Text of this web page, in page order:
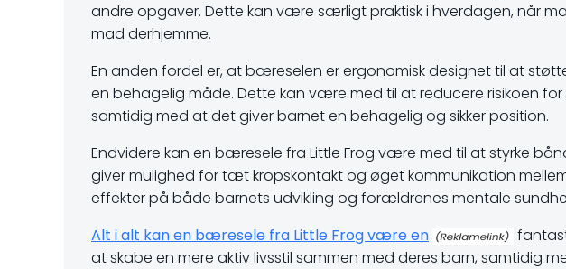
andre opgaver. Dette kan være særligt praktisk i hverdagen, når
mad derhjemme.
En anden fordel er, at bæreselen er ergonomisk designet til at
en behagelig måde. Dette kan være med til at reducere risikoen
samtidig med at det giver barnet en behagelig og sikker position.
Endvidere kan en bæresele fra Little Frog være med til at styrke
giver mulighed for tæt kropskontakt og øget kommunikation
effekter på både barnets udvikling og forældrenes mentale
Alt i alt kan en bæresele fra Little Frog være en
at skabe en mere aktiv livsstil sammen med deres barn, samtidig